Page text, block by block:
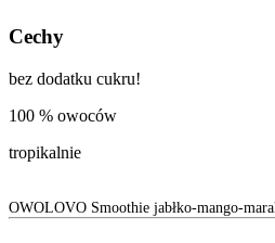
Cechy
bez dodatku cukru!
100 % owoców
tropikalnie
OWOLOVO Smoothie jabłko-mango-